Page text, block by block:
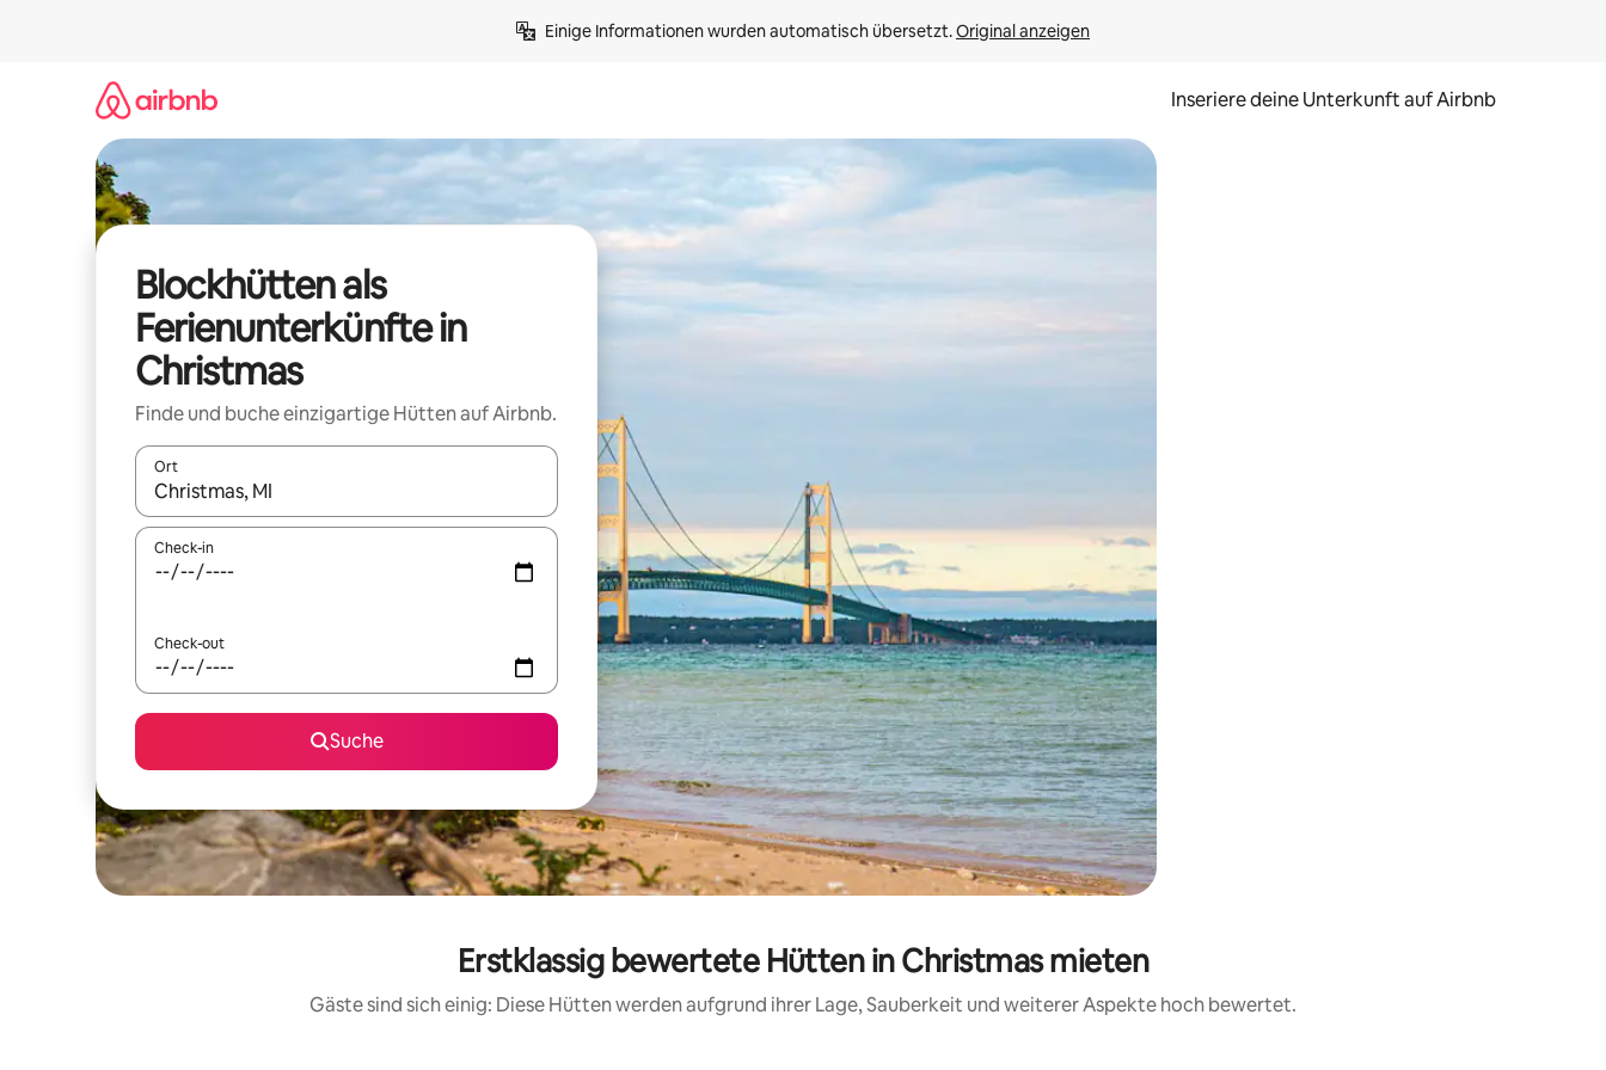
Einige Informationen wurden automatisch übersetzt. Original anzeigen
Inseriere deine Unterkunft auf Airbnb
Blockhütten als
Ferienunterkünfte in
Christmas
Finde und buche einzigartige Hütten auf Airbnb.
Ort
Wenn Ergebnisse verfügbar sind, navigiere mit den Pfeiltasten nach oben und unten oder erkunde die Ergebnisse durch Berühren oder Wischgesten.
Check-in
Check-out
Suche
Erstklassig bewertete Hütten in Christmas mieten
Gäste sind sich einig: Diese Hütten werden aufgrund ihrer Lage, Sauberkeit und weiterer Aspekte hoch bewertet.